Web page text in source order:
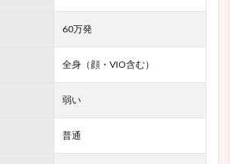
60万発
全身（顔・VIO含む）
弱い
普通